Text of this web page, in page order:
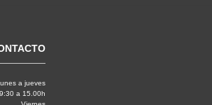
a jueves
a 15.00h